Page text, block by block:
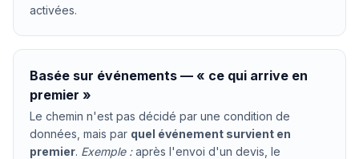
activées.
Basée sur événements — « ce qui arrive en
premier »
Le chemin n'est pas décidé par une condition de
données, mais par quel événement survient en
premier. Exemple :après l'envoi d'un devis, le